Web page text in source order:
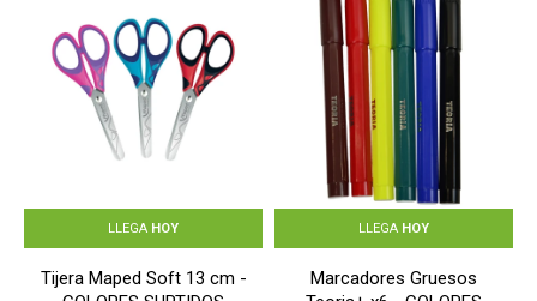
LLEGA HOY
Tijera Maped Soft 13 cm -
LLEGA HOY
Marcadores Gruesos